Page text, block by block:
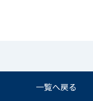
一覧へ戻る